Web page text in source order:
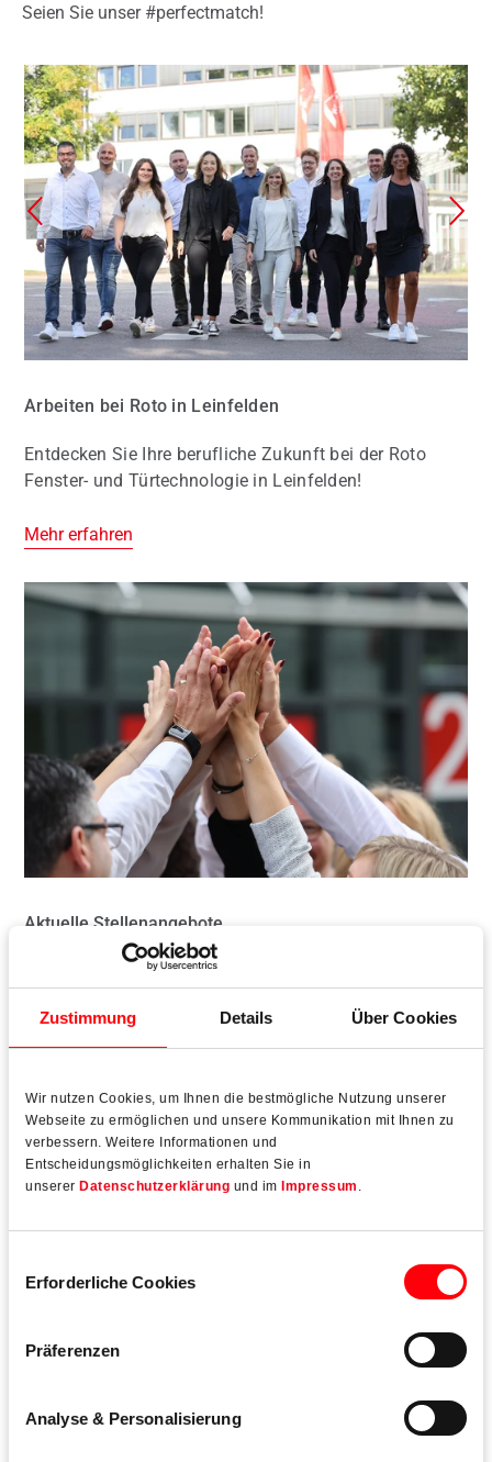
Zustimmung Details Über Cookies
Wir nutzen Cookies, um Ihnen die bestmögliche Nutzung unserer
Webseite zu ermöglichen und unsere Kommunikation mit Ihnen zu
verbessern. Weitere Informationen und
Entscheidungsmöglichkeiten erhalten Sie in
unserer Datenschutzerklärung und im Impressum .
Erforderliche Cookies
Präferenzen
Analyse & Personalisierung
Seien Sie unser #perfectmatch!
Arbeiten bei Roto in Leinfelden
Entdecken Sie Ihre berufliche Zukunft bei der Roto
Fenster- und Türtechnologie in Leinfelden!
Mehr erfahren
Aktuelle Stellenangebote
Sind Sie bereit für den nächsten Karriereschritt? Bei Roto
erwarten Sie echte Möglichkeiten, durchzustarten. Ganz
gleich, ob Sie bereits Berufserfahrung mitbringen oder
Wir suchen Mitarbeitende, die für ihre Arbeit brennen,
Teamplayer sind und mit innovativem,
lösungsorientiertem Denken punkten. Werden Sie Teil
unseres global agierenden Teams und seien Sie unser
#perfectmatch!